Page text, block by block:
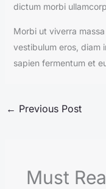
dictum morbi
Morbi ut viverra
vestibulum eros, diam
sapien fermentum et
← Previous Post
Must